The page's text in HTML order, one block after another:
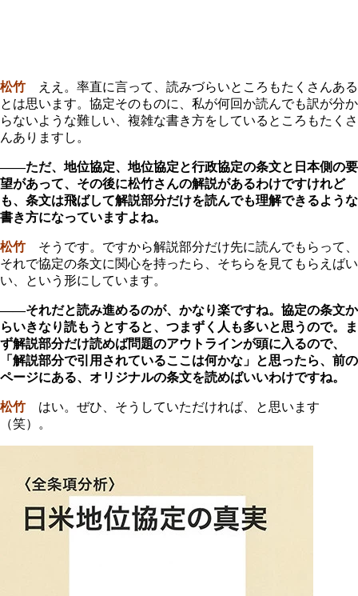
松竹 ええ。率直に言って、読みづらいところもたくさんある
とは思います。協定そのものに、私が何回か読んでも訳が分か
らないような難しい、複雑な書き方をしているところもたくさ
んありますし。
――ただ、地位協定、地位協定と行政協定の条文と日本側の要
望があって、その後に松竹さんの解説があるわけですけれど
も、条文は飛ばして解説部分だけを読んでも理解できるような
書き方になっていますよね。
松竹 そうです。ですから解説部分だけ先に読んでもらって、
それで協定の条文に関心を持ったら、そちらを見てもらえばい
い、という形にしています。
――それだと読み進めるのが、かなり楽ですね。協定の条文か
らいきなり読もうとすると、つまずく人も多いと思うので。ま
ず解説部分だけ読めば問題のアウトラインが頭に入るので、
「解説部分で引用されているここは何かな」と思ったら、前の
ページにある、オリジナルの条文を読めばいいわけですね。
松竹 はい。ぜひ、そうしていただければ、と思います
（笑）。